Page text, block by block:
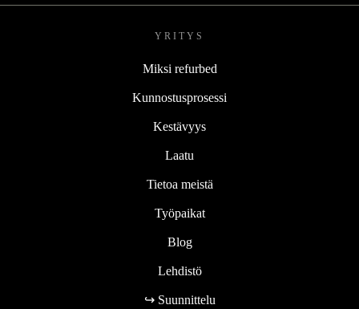
YRITYS
Miksi refurbed
Kunnostusprosessi
Kestävyys
Laatu
Tietoa meistä
Työpaikat
Blog
Lehdistö
↪ Suunnittelu